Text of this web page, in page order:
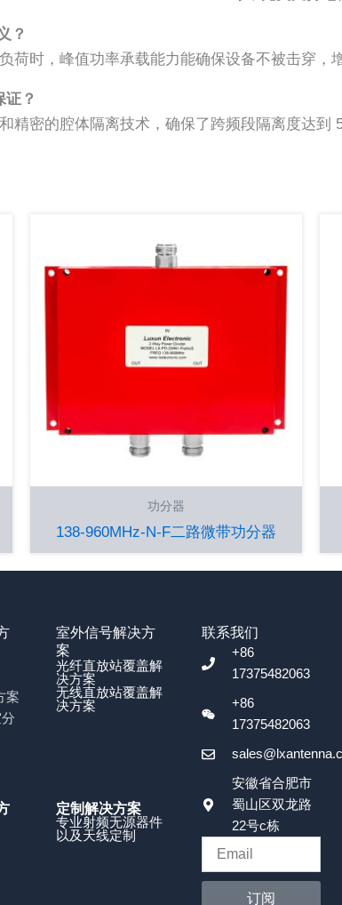
？
荷时，峰值功率承载能力能确保设备不被击穿，
？
精密的腔体隔离技术，确保了跨频段隔离度达到
功分器
138-960MHz-N-F二路微带功分器
案
室外信号解决方
案
光纤直放站覆盖解
决方案
无线直放站覆盖解
决方案
定制解决方案
专业射频无源器件
以及天线定制
联系我们
+86
17375482063
+86
17375482063
安徽省合肥市
蜀山区双龙路
22号c栋
订阅